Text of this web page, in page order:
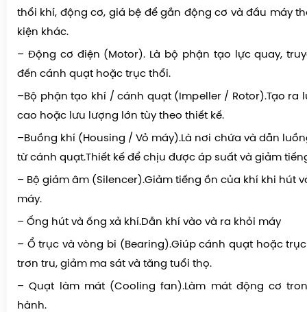
thổi khí, động cơ, giá bệ để gắn động cơ và đầu máy
kiện khác.
– Động cơ điện (Motor). Là bộ phận tạo lực quay,
đến cánh quạt hoặc trục thổi.
–Bộ phận tạo khí / cánh quạt (Impeller / Rotor).Tạo ra
cao hoặc lưu lượng lớn tùy theo thiết kế.
–Buồng khí (Housing / Vỏ máy).Là nơi chứa và dẫn
từ cánh quạt.Thiết kế để chịu được áp suất và giảm
– Bộ giảm âm (Silencer).Giảm tiếng ồn của khí khi hút
máy.
– Ống hút và ống xả khí.Dẫn khí vào và ra khỏi máy
– Ổ trục và vòng bi (Bearing).Giúp cánh quạt hoặc
trơn tru, giảm ma sát và tăng tuổi thọ.
– Quạt làm mát (Cooling fan).Làm mát động cơ
hành.